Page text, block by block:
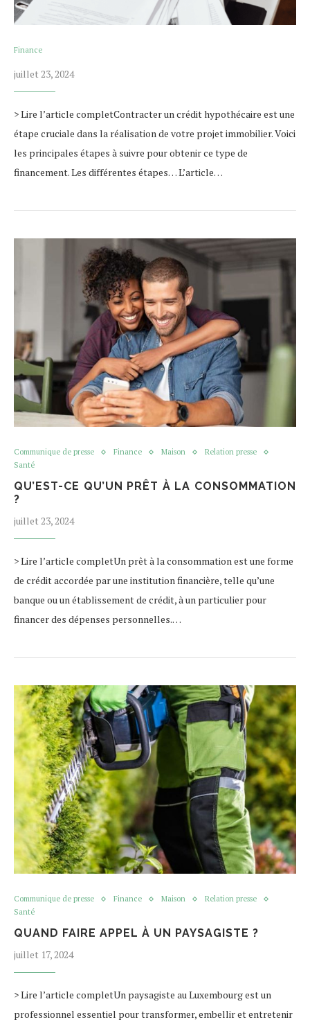
Finance
juillet 23, 2024
> Lire l’article completContracter un crédit hypothécaire est une
étape cruciale dans la réalisation de votre projet immobilier. Voici
les principales étapes à suivre pour obtenir ce type de
financement. Les différentes étapes… L’article…
Communique de presse Finance Maison
Relation presse
Santé
QU’EST-CE QU’UN PRÊT À LA CONSOMMATION
?
juillet 23, 2024
> Lire l’article completUn prêt à la consommation est une forme
de crédit accordée par une institution financière, telle qu’une
banque ou un établissement de crédit, à un particulier pour
financer des dépenses personnelles.…
Communique de presse Finance Maison
Relation presse
Santé
QUAND FAIRE APPEL À UN PAYSAGISTE ?
juillet 17, 2024
> Lire l’article completUn paysagiste au Luxembourg est un
professionnel essentiel pour transformer, embellir et entretenir